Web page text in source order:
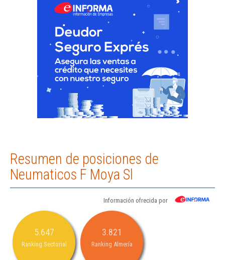
Resumen de posiciones de
Neumaticos F Moya Sl
Información ofrecida por
5.647
Ranking Sectorial
3.821
Ranking Almería